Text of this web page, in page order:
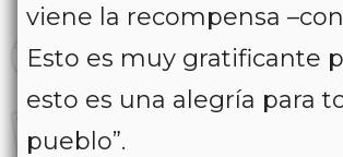
viene la recompensa
Esto es muy gratificante
esto es una alegría para
pueblo”.